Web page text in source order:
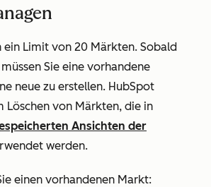
ein Limit von 20 Märkten. Sobald
Sie eine vorhandene
neue zu erstellen. HubSpot
Löschen von Märkten, die in
Ansichten der
werden.
einen vorhandenen Markt: